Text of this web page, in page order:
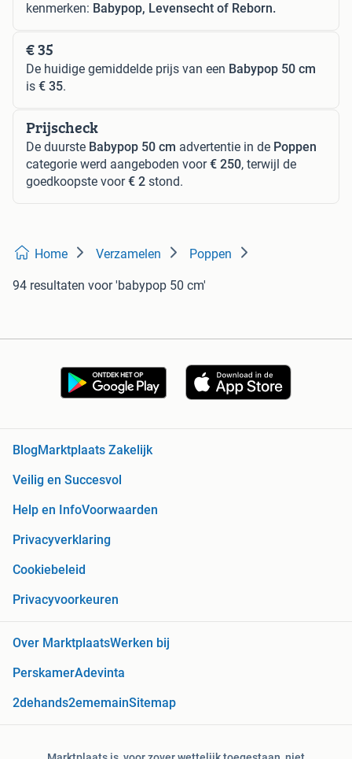
kenmerken: Babypop, Levensecht of Reborn.
€ 35
De huidige gemiddelde prijs van een Babypop 50 cm
is € 35.
Prijscheck
De duurste Babypop 50 cm advertentie in de Poppen
categorie werd aangeboden voor€ 250, terwijl de
goedkoopste voor€ 2 stond.
Home Verzamelen Poppen
94 resultaten voor 'babypop 50 cm'
Blog Marktplaats Zakelijk
Veilig en Succesvol
Help en InfoVoorwaarden
Privacyverklaring
Cookiebeleid
Privacyvoorkeuren
Over MarktplaatsWerken bij
PerskamerAdevinta
2dehands2ememainSitemap